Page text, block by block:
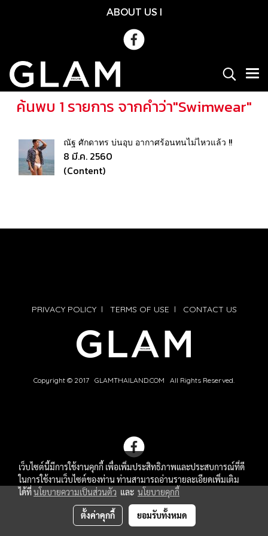
ABOUT US l
ค้นพบ 1 รายการ จากคำว่า"Swimwear"
ณัฐ ศักดาทร บ่นอุบ อากาศร้อนทนไม่ไหวแล้ว !!
8 มี.ค. 2560
(Content)
PRIVACY POLICYl TERMS OF USE l CONTACT US
Copyright © 2017 GLAMTHAILAND.COM All Rights Reserved.
เว็บไซต์นี้มีการใช้งานคุกกี้ เพื่อเพิ่มประสิทธิภาพและประสบการณ์ที่ดี
ในการใช้งานเว็บไซต์ของท่าน ท่านสามารถอ่านรายละเอียดเพิ่มเติม
ได้ที่นโยบายความเป็นส่วนตัว และ นโยบายคุกกี้
ตั้งค่าคุกกี้ ยอมรับทั้งหมด